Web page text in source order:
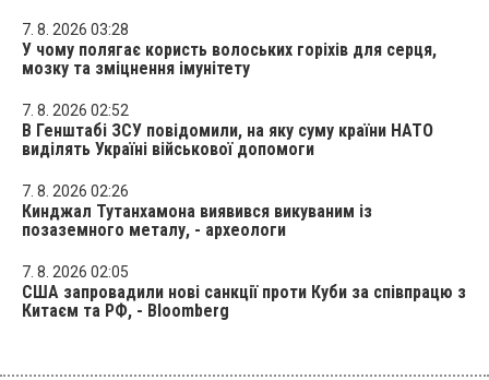
7. 8. 2026 03:28
У чому полягає користь волоських горіхів для серця,
мозку та зміцнення імунітету
7. 8. 2026 02:52
В Генштабі ЗСУ повідомили, на яку суму країни НАТО
виділять Україні військової допомоги
7. 8. 2026 02:26
Кинджал Тутанхамона виявився викуваним із
позаземного металу, - археологи
7. 8. 2026 02:05
США запровадили нові санкції проти Куби за співпрацю з
Китаєм та РФ, - Bloomberg